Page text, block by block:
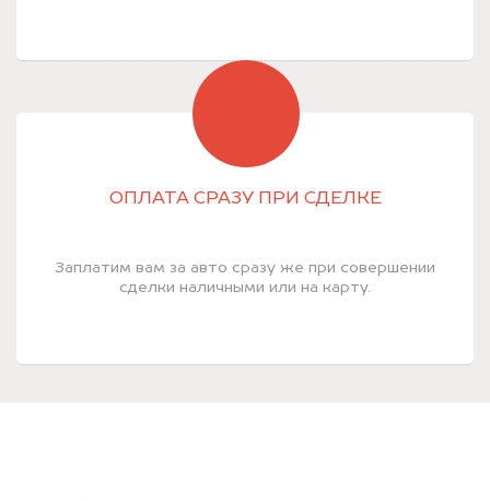
ОПЛАТА СРАЗУ ПРИ СДЕЛКЕ
Заплатим вам за авто сразу же при совершении
сделки наличными или на карту.